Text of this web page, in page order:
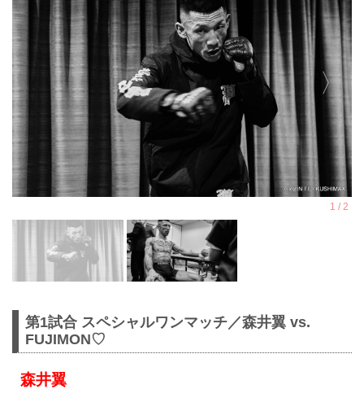
第1試合 スペシャルワンマッチ／森井翼 vs.
FUJIMON♡
森井翼